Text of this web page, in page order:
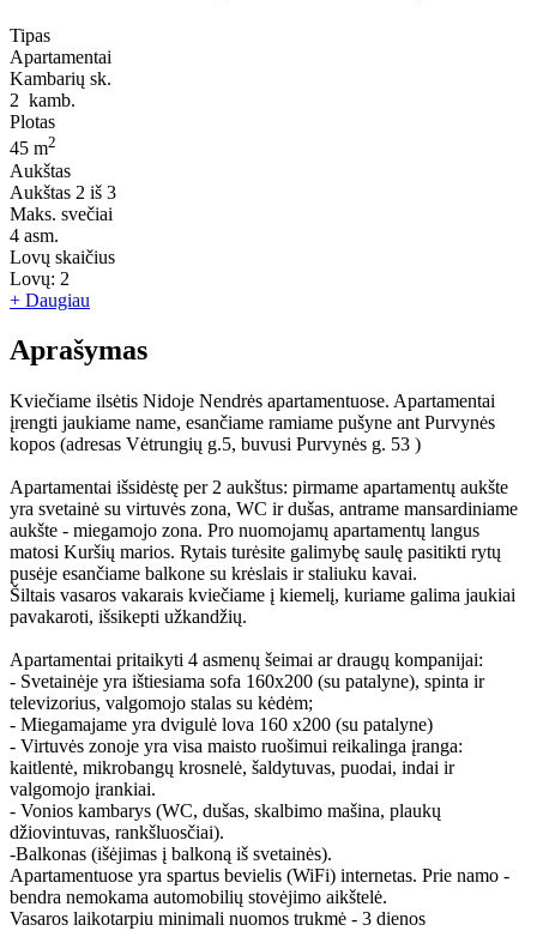
Tipas
Apartamentai
Kambarių sk.
2 kamb.
Plotas
45 m2
Aukštas
Aukštas 2 iš 3
Maks. svečiai
4 asm.
Lovų skaičius
Lovų: 2
+ Daugiau
Aprašymas
Kviečiame ilsėtis Nidoje Nendrės apartamentuose. Apartamentai
įrengti jaukiame name, esančiame ramiame pušyne ant Purvynės
kopos (adresas Vėtrungių g.5, buvusi Purvynės g. 53 )
Apartamentai išsidėstę per 2 aukštus: pirmame apartamentų aukšte
yra svetainė su virtuvės zona, WC ir dušas, antrame mansardiniame
aukšte - miegamojo zona. Pro nuomojamų apartamentų langus
matosi Kuršių marios. Rytais turėsite galimybę saulę pasitikti rytų
pusėje esančiame balkone su krėslais ir staliuku kavai.
Šiltais vasaros vakarais kviečiame į kiemelį, kuriame galima jaukiai
pavakaroti, išsikepti užkandžių.
Apartamentai pritaikyti 4 asmenų šeimai ar draugų kompanijai:
- Svetainėje yra ištiesiama sofa 160x200 (su patalyne), spinta ir
televizorius, valgomojo stalas su kėdėm;
- Miegamajame yra dvigulė lova 160 x200 (su patalyne)
- Virtuvės zonoje yra visa maisto ruošimui reikalinga įranga:
kaitlentė, mikrobangų krosnelė, šaldytuvas, puodai, indai ir
valgomojo įrankiai.
- Vonios kambarys (WC, dušas, skalbimo mašina, plaukų
džiovintuvas, rankšluosčiai).
-Balkonas (išėjimas į balkoną iš svetainės).
Apartamentuose yra spartus bevielis (WiFi) internetas. Prie namo -
bendra nemokama automobilių stovėjimo aikštelė.
Vasaros laikotarpiu minimali nuomos trukmė - 3 dienos